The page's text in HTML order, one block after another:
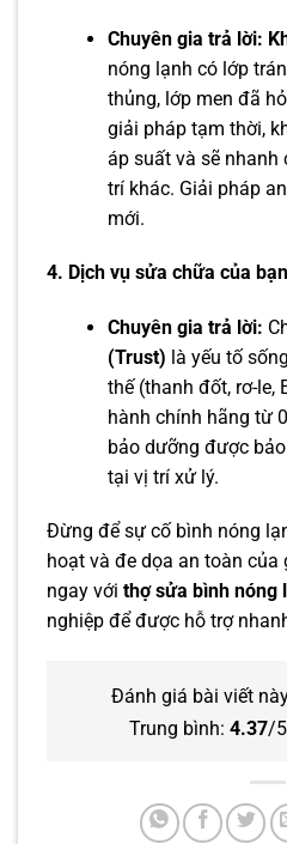
Chuyên gia trả lời:
nóng lạnh có lớp
thủng, lớp men đã
giải pháp tạm thời,
áp suất và sẽ nhanh
trí khác. Giải pháp
mới.
4. Dịch vụ sửa chữa của
Chuyên gia trả lời:
(Trust) là yếu tố
thế (thanh đốt, rơ-le,
hành chính hãng từ
bảo dưỡng được
tại vị trí xử lý.
Đừng để sự cố bình nóng
hoạt và đe dọa an toàn của
ngay với thợ sửa bình nóng
nghiệp để được hỗ trợ
Đánh giá bài viết
Trung bình: 4.37/